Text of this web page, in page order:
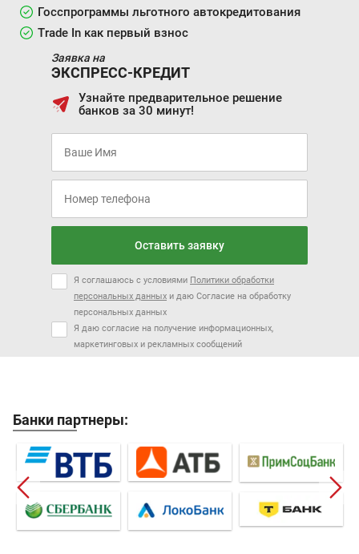
Госспрограммы льготного автокредитования
Trade In как первый взнос
Заявка на
ЭКСПРЕСС-КРЕДИТ
Узнайте предварительное решение
банков за 30 минут!
Оставить заявку
Я соглашаюсь с условиями Политики обработки
персональных данных и даю Согласие на обработку
персональных данных
Я даю согласие на получение информационных,
маркетинговых и рекламных сообщений
Банки партнеры: